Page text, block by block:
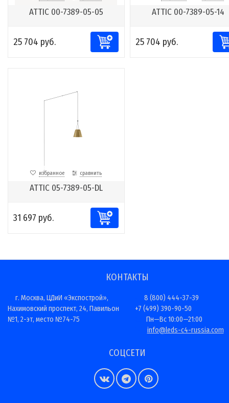
ATTIC 00-7389-05-05
25 704 руб.
ATTIC 00-7389-05-14
25 704 руб.
избранное сравнить
ATTIC 05-7389-05-DL
31 697 руб.
КОНТАКТЫ
г. Москва, ЦДиИ «Экспострой»,
Нахимовский проспект, 24, Павильон
№1, 2-эт, место №74-75
8 (800) 444-37-39
+7 (499) 390-90-50
Пн—Вс 10:00—21:00
info@leds-c4-russia.com
СОЦСЕТИ